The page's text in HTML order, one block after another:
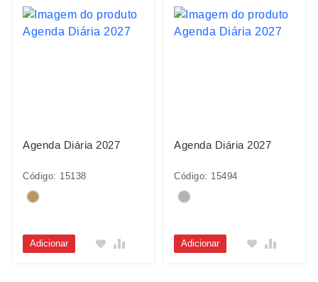
Agenda Diária 2027
Código: 15138
Adicionar
Agenda Diária 2027
Código: 15494
Adicionar